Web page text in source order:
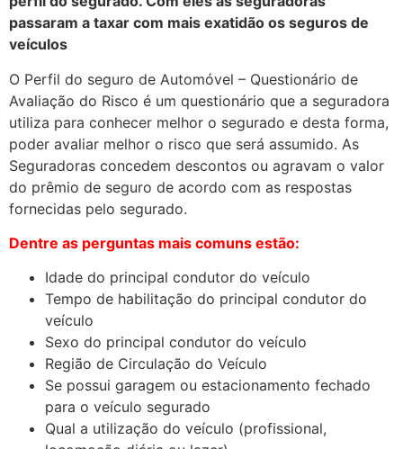
passaram a taxar com mais exatidão os seguros de
veículos
O Perfil do seguro de Automóvel – Questionário de
Avaliação do Risco é um questionário que a seguradora
utiliza para conhecer melhor o segurado e desta forma,
poder avaliar melhor o risco que será assumido. As
Seguradoras concedem descontos ou agravam o valor
do prêmio de seguro de acordo com as respostas
fornecidas pelo segurado.
Dentre as perguntas mais comuns estão:
Idade do principal condutor do veículo
Tempo de habilitação do principal condutor do
veículo
Sexo do principal condutor do veículo
Região de Circulação do Veículo
Se possui garagem ou estacionamento fechado
para o veículo segurado
Qual a utilização do veículo (profissional,